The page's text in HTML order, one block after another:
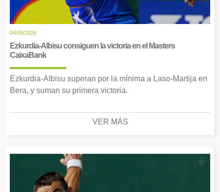
04/08/2026
Ezkurdia-Albisu consiguen la victoria en el Masters
CaixaBank
Ezkurdia-Albisu superan por la mínima a Laso-Martija en
Bera, y suman su primera victoria.
VER MÁS